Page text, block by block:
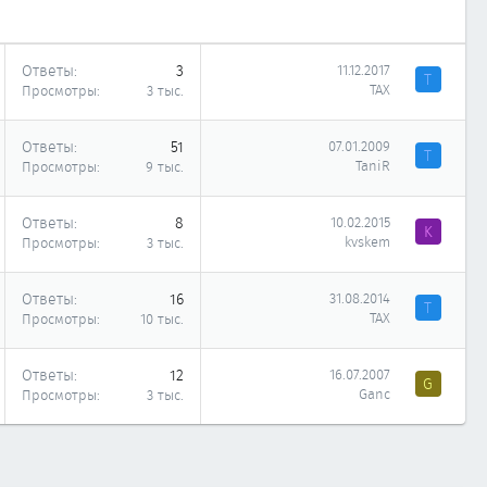
Ответы 3
Просмотры 3 тыс.
11.12.2017
ТАХ
Т
Ответы 51
Просмотры 9 тыс.
07.01.2009
TaniR
T
Ответы 8
Просмотры 3 тыс.
10.02.2015
kvskem
K
Ответы 16
Просмотры 10 тыс.
31.08.2014
ТАХ
Т
Ответы 12
Просмотры 3 тыс.
16.07.2007
Ganc
G